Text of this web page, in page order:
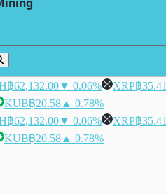
฿62,132.00▼ 0.06% XRP฿35.41
KUB฿20.58 ▲ 0.78%
฿62,132.00▼ 0.06% XRP฿35.41
KUB฿20.58 ▲ 0.78%